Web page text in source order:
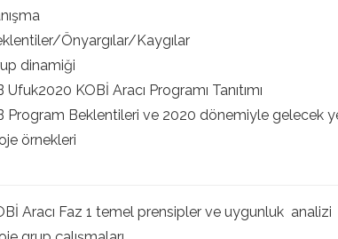
Önyargılar/Kaygılar
dinamiği
Ufuk2020 KOBİ Aracı Programı Tanıtımı
Program Beklentileri ve 2020 dönemiyle gelecek
örnekleri
Aracı Faz 1 temel prensipler ve uygunluk analizi